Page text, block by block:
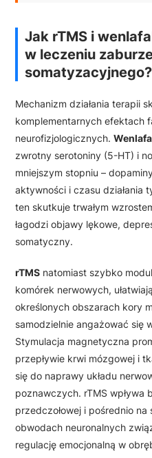
Jak rTMS i
w leczeniu
somatyzacyjnego?
Mechanizm działania terapii
komplementarnych efektach
neurofizjologicznych.
zwrotny serotoniny (5-HT) i
mniejszym stopniu –
aktywności i czasu działania
ten skutkuje trwałym
łagodzi objawy lękowe,
somatyczny.
rTMS natomiast szybko
komórek nerwowych,
określonych obszarach kory
samodzielnie angażować się
Stymulacja magnetyczna
przepływie krwi mózgowej i
się do naprawy układu
poznawczych. rTMS wpływa
przedczołowej i pośrednio
obwodach neuronalnych
regulację emocjonalną w